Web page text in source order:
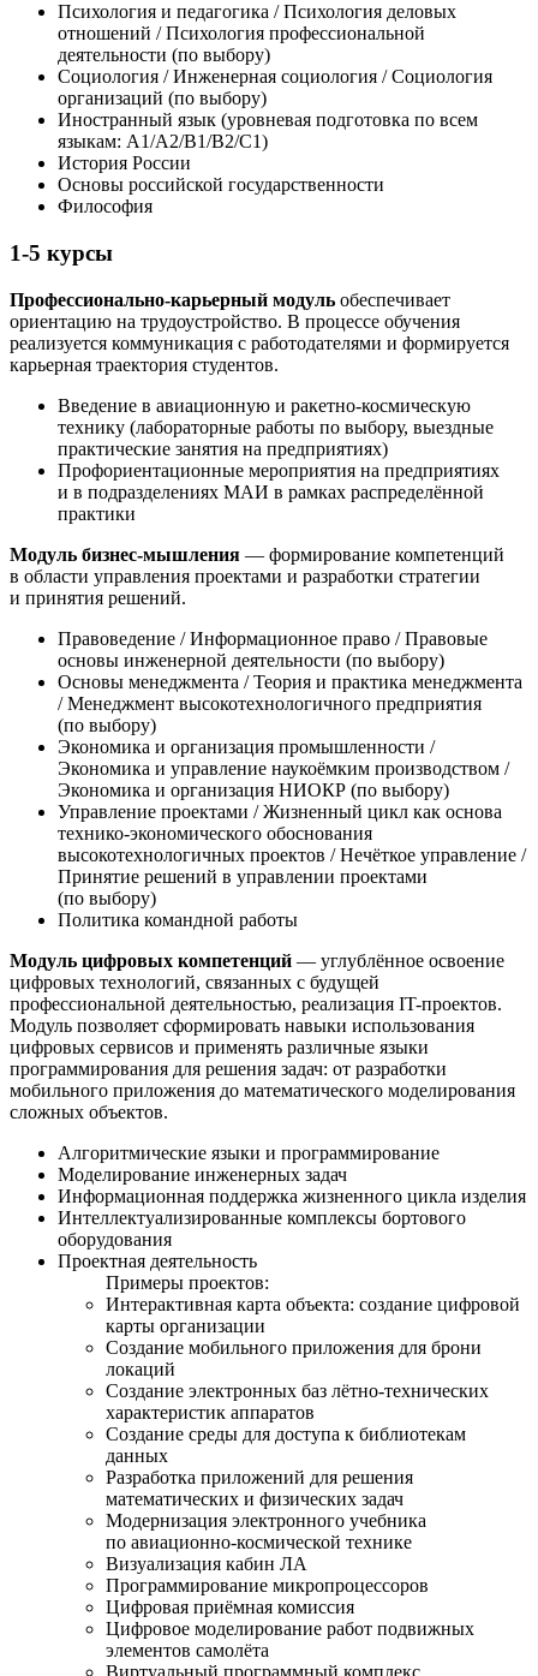
Психология и педагогика / Психология деловых
отношений / Психология профессиональной
деятельности (по выбору)
Социология / Инженерная социология / Социология
организаций (по выбору)
Иностранный язык (уровневая подготовка по всем
языкам: A1/A2/B1/B2/C1)
История России
Основы российской государственности
Философия
1-5 курсы
Профессионально-карьерный модуль обеспечивает
ориентацию на трудоустройство. В процессе обучения
реализуется коммуникация с работодателями и формируется
карьерная траектория студентов.
Введение в авиационную и ракетно-космическую
технику (лабораторные работы по выбору, выездные
практические занятия на предприятиях)
Профориентационные мероприятия на предприятиях
и в подразделениях МАИ в рамках распределённой
практики
Модуль бизнес-мышления — формирование компетенций
в области управления проектами и разработки стратегии
и принятия решений.
Правоведение / Информационное право / Правовые
основы инженерной деятельности (по выбору)
Основы менеджмента / Теория и практика менеджмента
/ Менеджмент высокотехнологичного предприятия
(по выбору)
Экономика и организация промышленности /
Экономика и управление наукоёмким производством /
Экономика и организация НИОКР (по выбору)
Управление проектами / Жизненный цикл как основа
технико-экономического обоснования
высокотехнологичных проектов / Нечёткое управление /
Принятие решений в управлении проектами
(по выбору)
Политика командной работы
Модуль цифровых компетенций — углублённое освоение
цифровых технологий, связанных с будущей
профессиональной деятельностью, реализация IT-проектов.
Модуль позволяет сформировать навыки использования
цифровых сервисов и применять различные языки
программирования для решения задач: от разработки
мобильного приложения до математического моделирования
сложных объектов.
Алгоритмические языки и программирование
Моделирование инженерных задач
Информационная поддержка жизненного цикла изделия
Интеллектуализированные комплексы бортового
оборудования
Проектная деятельность
Примеры проектов:
Интерактивная карта объекта: создание цифровой
карты организации
Создание мобильного приложения для брони
локаций
Создание электронных баз лётно-технических
характеристик аппаратов
Создание среды для доступа к библиотекам
данных
Разработка приложений для решения
математических и физических задач
Модернизация электронного учебника
по авиационно-космической технике
Визуализация кабин ЛА
Программирование микропроцессоров
Цифровая приёмная комиссия
Цифровое моделирование работ подвижных
элементов самолёта
Виртуальный программный комплекс